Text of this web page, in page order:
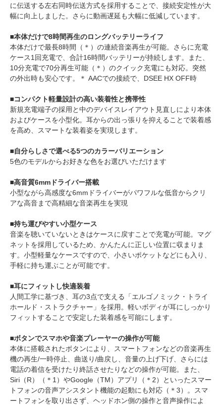
に伝送する左右同時伝送方式を採用することで、接続安定性が大
幅に向上しました。さらに動画遅延も大幅に低減しています。
■本体だけで8時間再生のロングバッテリーライフ
本体だけで最長8時間（＊）の連続音楽再生が可能。さらに充電
ケース1回充電で、合計16時間バッテリーが持続します。また、
10分充電で70分再生可能（＊）のクイック充電にも対応。突然
の外出時も安心です。＊ AACでの接続で、DSEE HX OFF時
■コンパクト軽量設計の高い装着性と携帯性
新規充電端子の採用と中のデバイスレイアウト見直しにより本体
およびケースを小型化。耳からの出っ張りを抑えることで装着感
を高め、スマートな装着姿を実現します。
■自分らしさで選べる5つのカラーバリエーション
5色のモデルからお好きな色をお選びいただけます
■高音質6mmドライバー搭載
小型ながら高感度な6mmドライバーがパワフルな低音からクリ
アな高音まで高精細な音楽再生を実現
■持ち運びやすい小型ケース
音楽を聴いていないときはケースに戻すことで充電が可能。マグ
ネットを採用しているため、かんたんに正しい位置に収まりま
す。小型軽量なケースですので、小さいポケットなどにも入り、
手軽に持ち運ぶことが可能です。
■耳にフィットし快適装着
人間工学に基づき、耳の3点で支える「エルゴノミック・トライ
ホールド・ストラクチャー」を採用。軽いボディが耳にしっかり
フィットすることで安定した装着感を可能にします。
■ボタンでスマホや音楽プレーヤーの操作が可能
本体に搭載されたボタンにより、スマートフォンなどの音楽再生
機の再生/一時停止、曲送り/曲戻し、音量の上げ下げ、さらには
電話の着信を受けたり終話させたりなどの操作が可能。また、
Siri（R）（＊1）やGoogle（TM）アプリ（＊2）といったスマー
トフォンの音声アシスタント機能の起動にも対応（＊3）。スマ
ートフォンを取り出さず、ヘッドホン側の操作と音声操作によ